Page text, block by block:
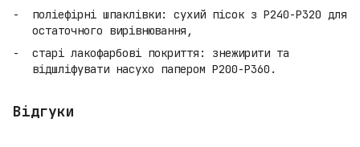
поліефірні шпаклівки: сухий пісок з P240-P320 для
остаточного вирівнювання,
старі лакофарбові покриття: знежирити та
відшліфувати насухо папером P200-P360.
Відгуки